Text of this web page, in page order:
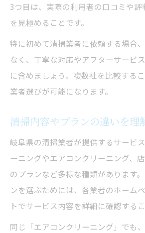
3つ目は、実際の利用者の口コミや評
を見極めることです。
特に初めて清掃業者に依頼する場合
なく、丁寧な対応やアフターサービ
に含めましょう。複数社を比較する
業者選びが可能になります。
清掃内容やプランの違いを理
岐阜県の清掃業者が提供するサービ
ーニングやエアコンクリーニング、
のプランなど多様な種類があります
ンを選ぶためには、各業者のホーム
トでサービス内容を詳細に確認する
同じ「エアコンクリーニング」でも